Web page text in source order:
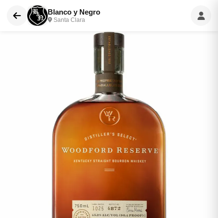
Blanco y Negro
Santa Clara